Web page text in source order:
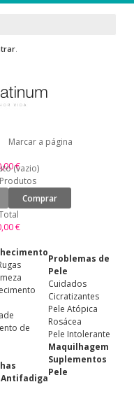
.
Marcar a página
€
(vazio)
Comprar
€
de
Antifadiga
Problemas de
Pele
Cuidados
Cicratizantes
Pele Atópica
Rosácea
Pele Intolerante
Maquilhagem
Suplementos
Pele